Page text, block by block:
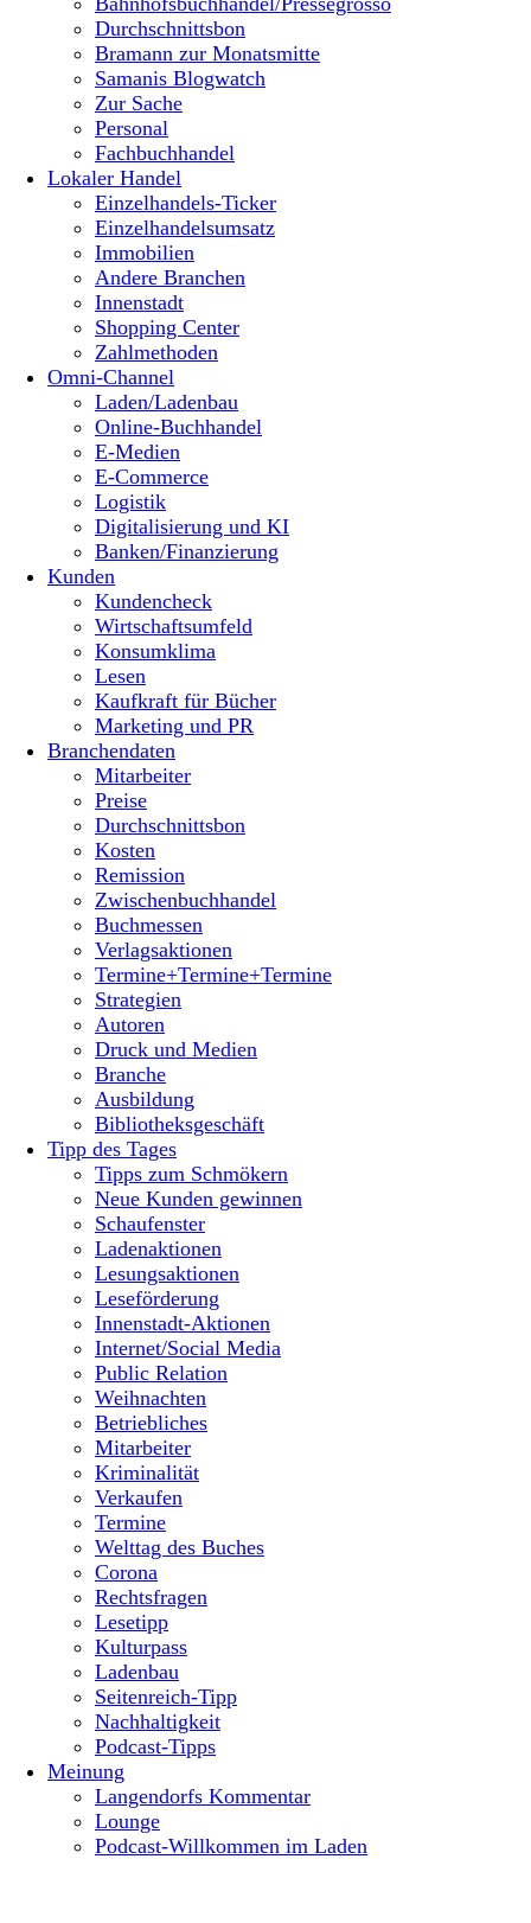
Durchschnittsbon
Bramann zur Monatsmitte
Samanis Blogwatch
Zur Sache
Personal
Fachbuchhandel
Lokaler Handel
Einzelhandels-Ticker
Einzelhandelsumsatz
Immobilien
Andere Branchen
Innenstadt
Shopping Center
Zahlmethoden
Omni-Channel
Laden/Ladenbau
Online-Buchhandel
E-Medien
E-Commerce
Logistik
Digitalisierung und KI
Banken/Finanzierung
Kunden
Kundencheck
Wirtschaftsumfeld
Konsumklima
Lesen
Kaufkraft für Bücher
Marketing und PR
Branchendaten
Mitarbeiter
Preise
Durchschnittsbon
Kosten
Remission
Zwischenbuchhandel
Buchmessen
Verlagsaktionen
Termine+Termine+Termine
Strategien
Autoren
Druck und Medien
Branche
Ausbildung
Bibliotheksgeschäft
Tipp des Tages
Tipps zum Schmökern
Neue Kunden gewinnen
Schaufenster
Ladenaktionen
Lesungsaktionen
Leseförderung
Innenstadt-Aktionen
Internet/Social Media
Public Relation
Weihnachten
Betriebliches
Mitarbeiter
Kriminalität
Verkaufen
Termine
Welttag des Buches
Corona
Rechtsfragen
Lesetipp
Kulturpass
Ladenbau
Seitenreich-Tipp
Nachhaltigkeit
Podcast-Tipps
Meinung
Langendorfs Kommentar
Lounge
Podcast-Willkommen im Laden